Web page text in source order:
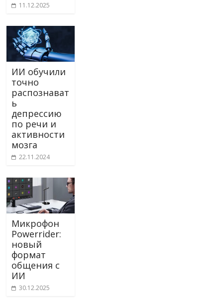
11.12.2025
ИИ обучили
точно
распознават
ь
депрессию
по речи и
активности
мозга
22.11.2024
Микрофон
Powerrider:
новый
формат
общения с
ИИ
30.12.2025